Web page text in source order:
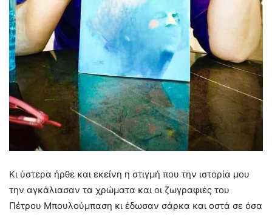
Κι ύστερα ήρθε και εκείνη η στιγμή που την ιστορία μου
την αγκάλιασαν τα χρώματα και οι ζωγραφιές του
Πέτρου Μπουλούμπαση κι έδωσαν σάρκα και οστά σε όσα